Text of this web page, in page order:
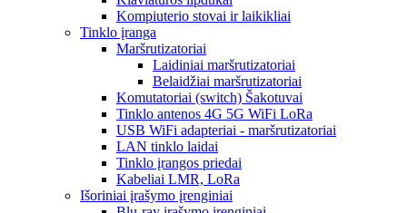
Kompiuterio stovai ir laikikliai
Tinklo įranga
Maršrutizatoriai
Laidiniai maršrutizatoriai
Belaidžiai maršrutizatoriai
Komutatoriai (switch) Šakotuvai
Tinklo antenos 4G 5G WiFi LoRa
USB WiFi adapteriai - maršrutizatoriai
LAN tinklo laidai
Tinklo įrangos priedai
Kabeliai LMR, LoRa
Išoriniai įrašymo įrenginiai